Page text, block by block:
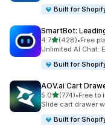
Built for
SmartBot:
4.7별 5개 중
(428)
총 리뷰 428개
•Free
Unlimited AI Chat:
Built for
AOV.ai Cart
5.0별 5개 중
(774)
총 리뷰 774개
•Free to
Slide cart drawer
Built for